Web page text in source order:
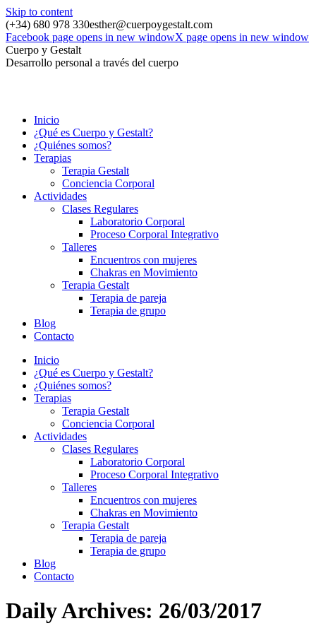
Skip to content
(+34) 680 978 330esther@cuerpoygestalt.com
Facebook page opens in new windowX page opens in new window
Cuerpo y Gestalt
Desarrollo personal a través del cuerpo
Inicio
¿Qué es Cuerpo y Gestalt?
¿Quiénes somos?
Terapias
Terapia Gestalt
Conciencia Corporal
Actividades
Clases Regulares
Laboratorio Corporal
Proceso Corporal Integrativo
Talleres
Encuentros con mujeres
Chakras en Movimiento
Terapia Gestalt
Terapia de pareja
Terapia de grupo
Blog
Contacto
Inicio
¿Qué es Cuerpo y Gestalt?
¿Quiénes somos?
Terapias
Terapia Gestalt
Conciencia Corporal
Actividades
Clases Regulares
Laboratorio Corporal
Proceso Corporal Integrativo
Talleres
Encuentros con mujeres
Chakras en Movimiento
Terapia Gestalt
Terapia de pareja
Terapia de grupo
Blog
Contacto
Daily Archives: 26/03/2017